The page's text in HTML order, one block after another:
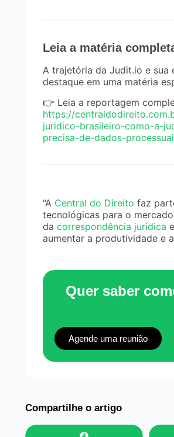
Leia a matéria
A trajetória da Judit.io e
destaque em uma matéria
👉 Leia a reportagem
https://
juridico-brasileiro-como-a-
precisa-de-dados-
“A Central do Direito faz
tecnológicas para o
da correspondência jurídica
aumentar a produtividade e
Quer saber
Agende uma reunião
Compartilhe o artigo